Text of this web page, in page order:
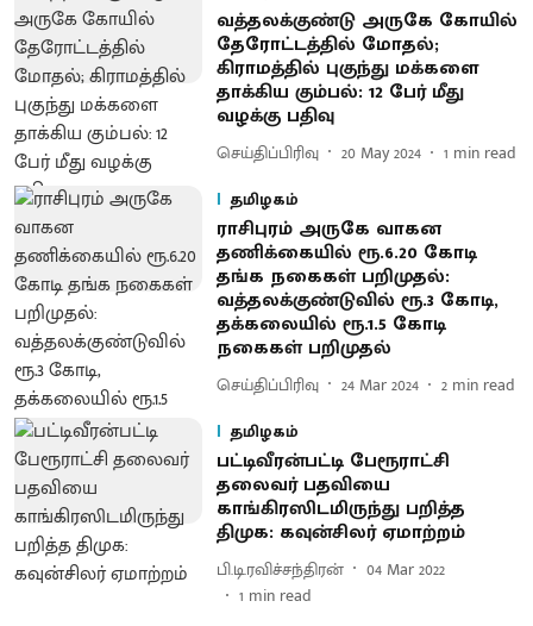
வத்தலக்குண்டு அருகே கோயில்
தேரோட்டத்தில் மோதல்;
கிராமத்தில் புகுந்து மக்களை
தாக்கிய கும்பல்: 12 பேர் மீது
வழக்கு பதிவு
செய்திப்பிரிவு 20 May 2024 1 min read
தமிழகம்
ராசிபுரம் அருகே வாகன
தணிக்கையில் ரூ.6.20 கோடி
தங்க நகைகள் பறிமுதல்:
வத்தலக்குண்டுவில் ரூ.3 கோடி,
தக்கலையில் ரூ.1.5 கோடி
நகைகள் பறிமுதல்
செய்திப்பிரிவு 24 Mar 2024 2 min read
தமிழகம்
பட்டிவீரன்பட்டி பேரூராட்சி
தலைவர் பதவியை
காங்கிரஸிடமிருந்து பறித்த
திமுக: கவுன்சிலர் ஏமாற்றம்
பி.டி.ரவிச்சந்திரன்
04 Mar 2022
1 min read